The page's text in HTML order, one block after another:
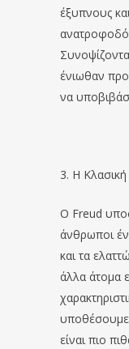
έξυπνους
ένιωθαν
να
3. Η
Ο Freud
άνθρωποι
και τα
άλλα άτομα
υποθέσουμε
είναι πιο